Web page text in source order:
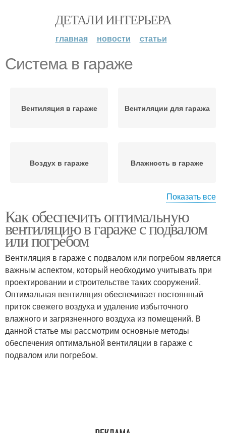
ДЕТАЛИ ИНТЕРЬЕРА
главная новости статьи
Система в гараже
Вентиляция в гараже Вентиляции для гаража
Воздух в гараже Влажность в гараже
Вентиляции в гараже Гараж под домом
Показать все
Как обеспечить оптимальную
вентиляцию в гараже с подвалом
или погребом
Вентиляция в гараже с подвалом или погребом является
важным аспектом, который необходимо учитывать при
проектировании и строительстве таких сооружений.
Оптимальная вентиляция обеспечивает постоянный
приток свежего воздуха и удаление избыточного
влажного и загрязненного воздуха из помещений. В
данной статье мы рассмотрим основные методы
обеспечения оптимальной вентиляции в гараже с
подвалом или погребом.